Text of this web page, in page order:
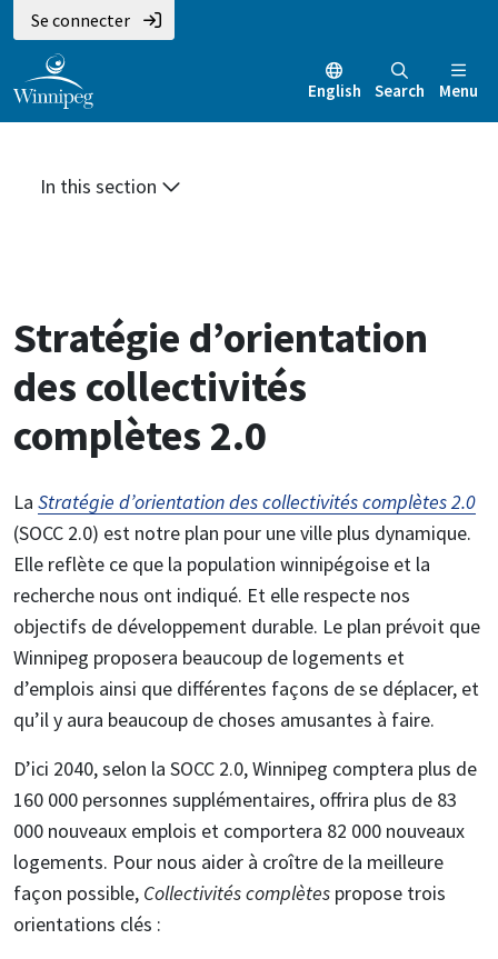
Aller
au
contenu
principal
Skip
to
main
menu
Skip
to
footer
Se connecter
English Search Menu
In this section
Stratégie d’orientation
des collectivités
complètes 2.0
La Stratégie d’orientation des collectivités complètes 2.0
(SOCC 2.0) est notre plan pour une ville plus dynamique.
Elle reflète ce que la population winnipégoise et la
recherche nous ont indiqué. Et elle respecte nos
objectifs de développement durable. Le plan prévoit que
Winnipeg proposera beaucoup de logements et
d’emplois ainsi que différentes façons de se déplacer, et
qu’il y aura beaucoup de choses amusantes à faire.
D’ici 2040, selon la SOCC 2.0, Winnipeg comptera plus de
160 000 personnes supplémentaires, offrira plus de 83
000 nouveaux emplois et comportera 82 000 nouveaux
logements. Pour nous aider à croître de la meilleure
façon possible, Collectivités complètes propose trois
orientations clés :